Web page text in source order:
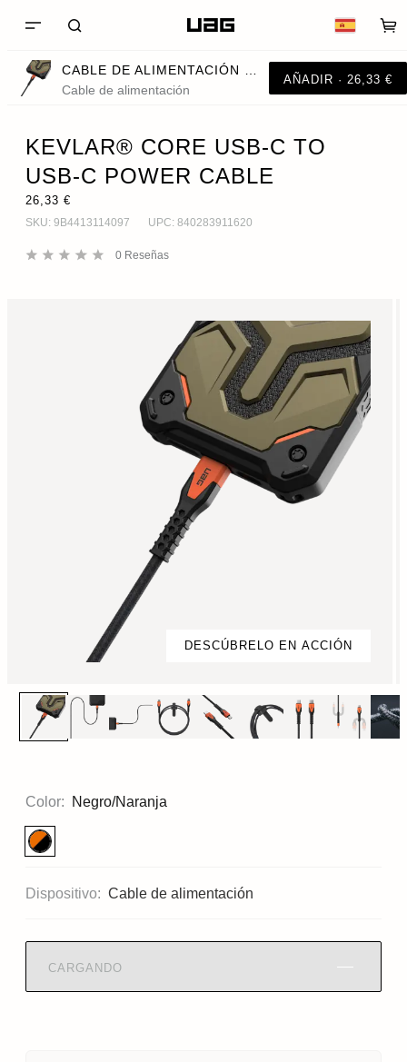
Cable de alimentación
AÑADIR · 26,33 €
KEVLAR® CORE USB-C TO
USB-C POWER CABLE
26,33 €
SKU: 9B4413114097 UPC: 840283911620
0 Reseñas
DESCÚBRELO EN ACCIÓN
Color: Negro/Naranja
Dispositivo: Cable de alimentación
CARGANDO